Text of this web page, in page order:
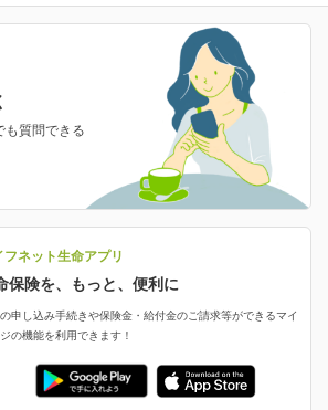
ラヤ
険選びのためのWebメディア
命の特長
が選ばれる理由がわかる！
きました！
書類
備える
える
える
認・変更
法の変更
込みの再開
況確認
加契約の申し込み など
お手続き・サービス
請求
するご案内
ト
ページ
も質問できる
フネット生命アプリ
保険を、もっと、便利に
申し込み手続きや保険金・給付金のご請求等ができるマイ
の機能を利用できます！